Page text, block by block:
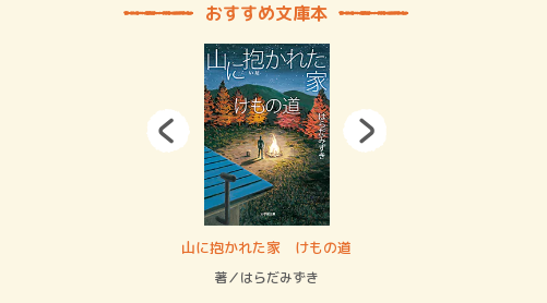
おすすめ文庫本
山に抱かれた家 けもの道
著／はらだみずき